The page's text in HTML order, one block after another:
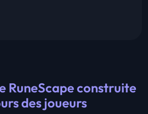
RuneScape construite
des joueurs